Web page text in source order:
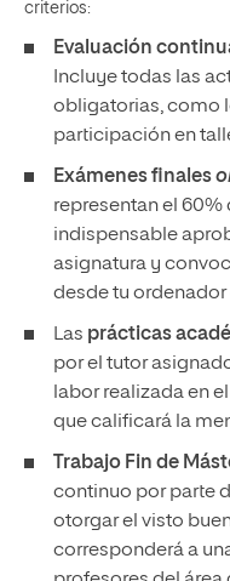
criterios:
Evaluación
Incluye todas las
obligatorias, como
participación en
Exámenes finales
representan el 60%
indispensable
asignatura y
desde tu ordenador
Las prácticas
por el tutor
labor realizada en
que calificará la
Trabajo Fin de
continuo por parte
otorgar el visto
corresponderá a